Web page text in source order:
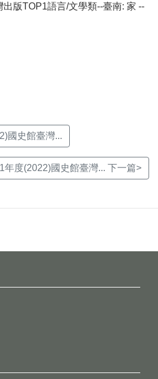
版TOP1語言/文學類--臺南: 家 --
國史館臺灣...
年度(2022)國史館臺灣... 下一篇>